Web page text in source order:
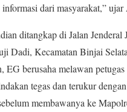
dari masyarakat,”
ditangkap di Jalan Jenderal
Dadi, Kecamatan Binjai
EG berusaha melawan
tegas dan terukur
membawanya ke